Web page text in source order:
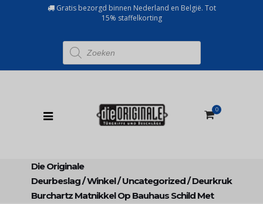
Gratis bezorgd binnen Nederland en België. Tot
15% staffelkorting
Producten
zoeken
0
Die Originale
Deurbeslag/Winkel/Uncategorized/Deurkruk
Burchartz Matnikkel Op Bauhaus Schild Met